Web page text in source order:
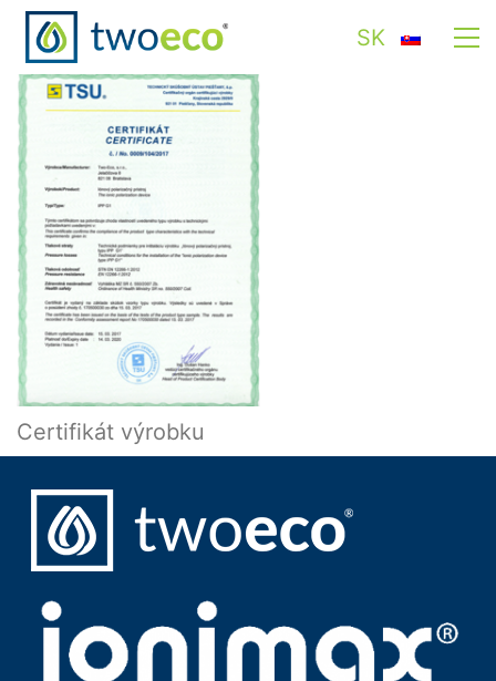
SK
Certifikát výrobku